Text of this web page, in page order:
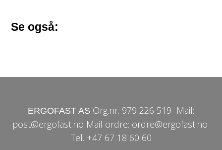
Se også:
ERGOFAST AS Org.nr. 979 226 519 Mail:
post@ergofast.no Mail ordre: ordre@ergofast.no
Tel. +47 67 18 60 60